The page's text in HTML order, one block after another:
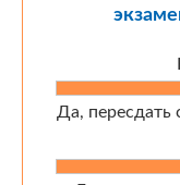
Да, пересдать